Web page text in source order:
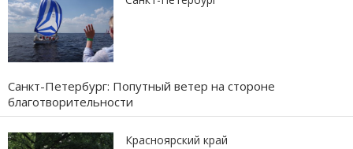
Санкт-Петербург: Попутный ветер на стороне
благотворительности
Красноярский край